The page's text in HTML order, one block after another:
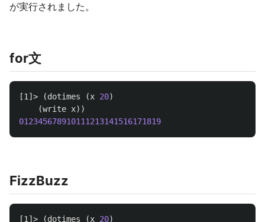
が実行されました。
for文
[1]> (dotimes (x 20)
(write x))
012345678910111213141516171819
FizzBuzz
[1]> (dotimes (x 20)